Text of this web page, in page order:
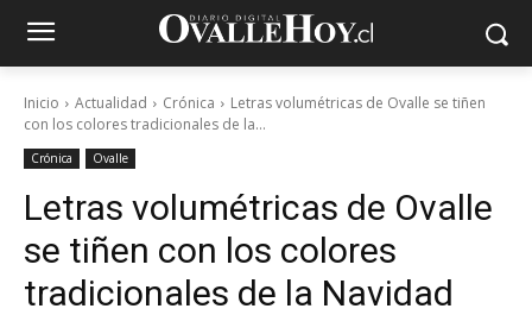
Inicio Actualidad Crónica
Letras volumétricas de Ovalle se tiñen
con los colores tradicionales de la...
Crónica Ovalle
Letras volumétricas de Ovalle
se tiñen con los colores
tradicionales de la Navidad